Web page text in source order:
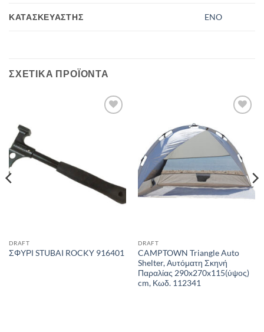
ΚΑΤΑΣΚΕΥΑΣΤΉΣ ENO
ΣΧΕΤΙΚΆ ΠΡΟΪΌΝΤΑ
DRAFT
ΣΦΥΡΙ STUBAI ROCKY 916401
DRAFT
CAMPTOWN Triangle Auto
Shelter, Αυτόματη Σκηνή
Παραλίας 290x270x115(ύψος)
cm, Κωδ. 112341